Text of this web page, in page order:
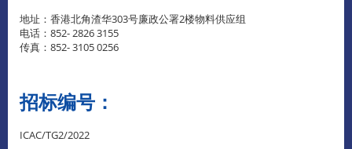
地址：香港北角渣华303号廉政公署2楼物料供应组
电话：852- 2826 3155
传真：852- 3105 0256
招标编号：
ICAC/TG2/2022